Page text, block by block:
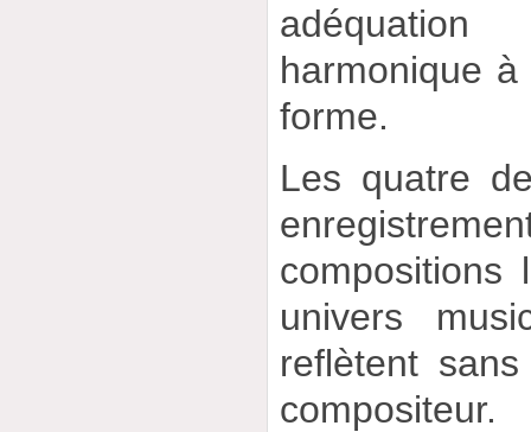
harmonique
forme.
Les quatre
compositions
univers
reflètent